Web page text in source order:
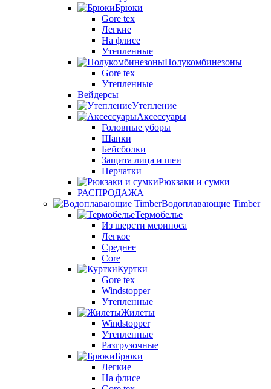
Брюки
Gore tex
Легкие
На флисе
Утепленные
Полукомбинезоны
Gore tex
Утепленные
Вейдерсы
Утепление
Аксессуары
Головные уборы
Шапки
Бейсболки
Защита лица и шеи
Перчатки
Рюкзаки и сумки
РАСПРОДАЖА
Водоплавающие Timber
Термобелье
Из шерсти мериноса
Легкое
Среднее
Core
Куртки
Gore tex
Windstopper
Утепленные
Жилеты
Windstopper
Утепленные
Разгрузочные
Брюки
Легкие
На флисе